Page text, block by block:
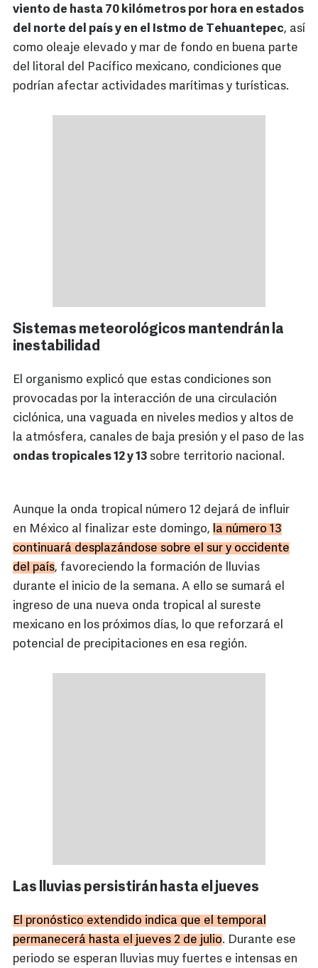
viento de hasta 70 kilómetros por hora en estados
del norte del país y en el Istmo de Tehuantepec, así
como oleaje elevado y mar de fondo en buena parte
del litoral del Pacífico mexicano, condiciones que
podrían afectar actividades marítimas y turísticas.
Sistemas meteorológicos mantendrán la
inestabilidad
El organismo explicó que estas condiciones son
provocadas por la interacción de una circulación
ciclónica, una vaguada en niveles medios y altos de
la atmósfera, canales de baja presión y el paso de las
ondas tropicales 12 y 13 sobre territorio nacional.
Aunque la onda tropical número 12 dejará de influir
en México al finalizar este domingo, la número 13
continuará desplazándose sobre el sur y occidente
del país, favoreciendo la formación de lluvias
durante el inicio de la semana. A ello se sumará el
ingreso de una nueva onda tropical al sureste
mexicano en los próximos días, lo que reforzará el
potencial de precipitaciones en esa región.
Las lluvias persistirán hasta el jueves
El pronóstico extendido indica que el temporal
permanecerá hasta el jueves 2 de julio. Durante ese
periodo se esperan lluvias muy fuertes e intensas en